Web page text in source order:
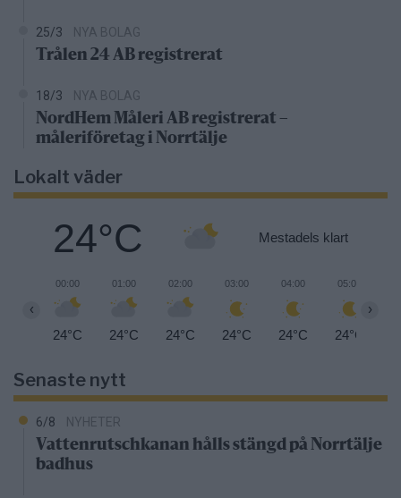
25/3 NYA BOLAG
Trålen 24 AB registrerat
18/3 NYA BOLAG
NordHem Måleri AB registrerat –
måleriföretag i Norrtälje
Lokalt väder
24°C Mestadels klart
00:00
24°C
01:00
24°C
02:00
24°C
03:00
24°C
04:00
24°C
05:00
24°C
‹ ›
Senaste nytt
6/8 NYHETER
Vattenrutschkanan hålls stängd på Norrtälje
badhus